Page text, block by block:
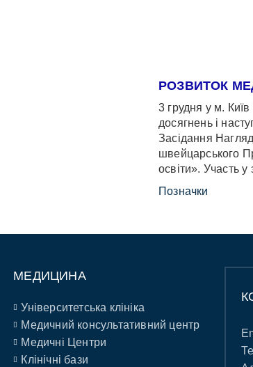
РОЗВИТОК
3 грудня у м.
досягнень і
Засідання
швейцарського
освіти». Участь у
Позначки
МЕДИЦИНА
Університетська клініка
Медичний консультативний центр
Медичні Центри
Клінічні бази